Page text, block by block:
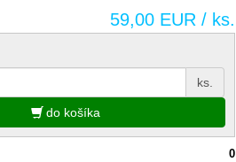
59,00 EUR / ks.
ks.
do košíka
0